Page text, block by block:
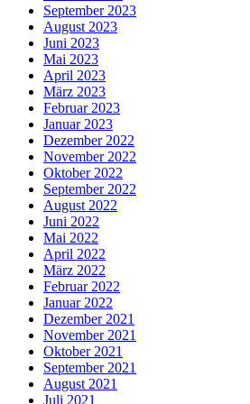
September 2023
August 2023
Juni 2023
Mai 2023
April 2023
März 2023
Februar 2023
Januar 2023
Dezember 2022
November 2022
Oktober 2022
September 2022
August 2022
Juni 2022
Mai 2022
April 2022
März 2022
Februar 2022
Januar 2022
Dezember 2021
November 2021
Oktober 2021
September 2021
August 2021
Juli 2021